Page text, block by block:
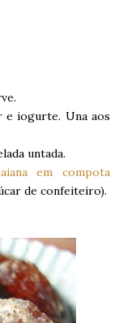
e iogurte. Una aos
untada.
em compota
de confeiteiro).